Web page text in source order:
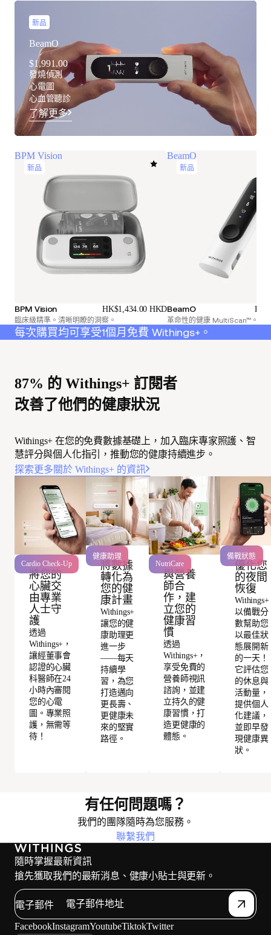
新品
BeamO
$1,991.00
發燒偵測
心電圖
心血管聽診
了解更多
BPM Vision
新品
BPM Vision HK$1,434.00 HKD
臨床級精準。清晰明瞭的洞察。
BeamO
新品
BeamO
革命性的健康 MultiScan™。
每次購買均可享受1個月免費 Withings+。
87% 的 Withings+ 訂閱者
改善了他們的健康狀況
Withings+ 在您的免費數據基礎上，加入臨床專家照護、智
慧評分與個人化指引，推動您的健康持續進步。
探索更多關於 Withings+ 的資訊
Cardio Check-Up
將您的
心臟交
由專業
人士守
護
透過
Withings+，
讓經董事會
認證的心臟
科醫師在24
小時內審閱
您的心電
圖。專業照
護，無需等
待！
健康助理
將數據
轉化為
您的健
康計畫
Withings+
讓您的健
康助理更
進一步
——每天
持續學
習，為您
打造邁向
更長壽、
更健康未
來的堅實
路徑。
NutriCare
與營養
師合
作，建
立您的
健康習
慣
透過
Withings+，
享受免費的
營養師視訊
諮詢，並建
立持久的健
康習慣，打
造更健康的
體態。
備戰狀態
優化您
的夜間
恢復
Withings+
以備戰分
數幫助您
以最佳狀
態展開新
的一天！
它評估您
的休息與
活動量，
提供個人
化建議，
並即早發
現健康異
狀。
有任何問題嗎？
我們的團隊隨時為您服務。
聯繫我們
隨時掌握最新資訊
搶先獲取我們的最新消息、健康小貼士與更新。
電子郵件
FacebookInstagramYoutubeTiktokTwitter